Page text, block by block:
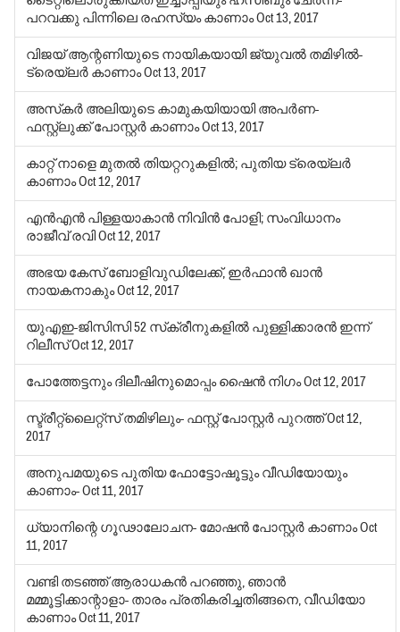
പറവക്കു പിന്നിലെ രഹസ്യം കാണാംOct 13, 2017
വിജയ് ആന്റണിയുടെ നായികയായി ജ്യുവല്‍ തമിഴില്‍-
ട്രെയ്‌ലര്‍ കാണാംOct 13, 2017
അസ്‌കര്‍ അലിയുടെ കാമുകയിയായി അപര്‍ണ-
ഫസ്റ്റ്‌ലുക്ക് പോസ്റ്റര്‍ കാണാംOct 13, 2017
കാറ്റ് നാളെ മുതല്‍ തിയറ്ററുകളില്‍; പുതിയ ട്രെയ്‌ലര്‍
കാണാംOct 12, 2017
എന്‍എന്‍ പിള്ളയാകാന്‍ നിവിന്‍ പോളി; സംവിധാനം
രാജീവ് രവിOct 12, 2017
അഭയ കേസ് ബോളിവുഡിലേക്ക്, ഇര്‍ഫാന്‍ ഖാന്‍
നായകനാകുംOct 12, 2017
യുഎഇ-ജിസിസി 52 സ്‌ക്രീനുകളില്‍ പുള്ളിക്കാരന്‍ ഇന്ന്
റിലീസ്Oct 12, 2017
പോത്തേട്ടനും ദിലീഷിനുമൊപ്പം ഷൈന്‍ നിഗംOct 12, 2017
സ്ട്രീറ്റ്‌ലൈറ്റ്‌സ് തമിഴിലും- ഫസ്റ്റ് പോസ്റ്റര്‍ പുറത്ത്Oct 12,
2017
അനുപമയുടെ പുതിയ ഫോട്ടോഷൂട്ടും വീഡിയോയും
കാണാം-Oct 11, 2017
ധ്യാനിന്റെ ഗൂഢാലോചന- മോഷന്‍ പോസ്റ്റര്‍ കാണാംOct
11, 2017
വണ്ടി തടഞ്ഞ് ആരാധകന്‍ പറഞ്ഞു, ഞാന്‍
മമ്മൂട്ടിക്കാന്റാളാ- താരം പ്രതികരിച്ചതിങ്ങനെ, വീഡിയോ
കാണാംOct 11, 2017